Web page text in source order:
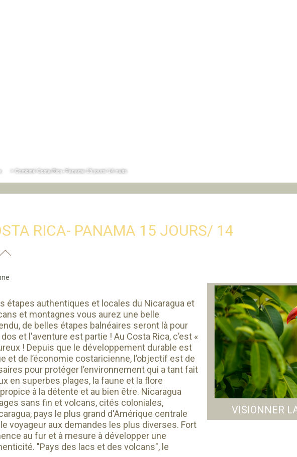
> Combiné Costa Rica- Panama 15 jours/ 14 nuits
RICA- PANAMA 15 JOURS/ 14
étapes authentiques et locales du Nicaragua et
et montagnes vous aurez une belle
de belles étapes balnéaires seront là pour
et l'aventure est partie ! Au Costa Rica, c’est «
! Depuis que le développement durable est
de l’économie costaricienne, l’objectif est de
pour protéger l’environnement qui a tant fait
en superbes plages, la faune et la flore
à la détente et au bien être. Nicaragua
sans fin et volcans, cités coloniales,
pays le plus grand d'Amérique centrale
voyageur aux demandes les plus diverses. Fort
au fur et à mesure à développer une
"Pays des lacs et des volcans", le
VISIONNER